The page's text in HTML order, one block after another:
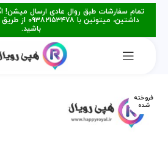
تمام سفارشات طبق روال عادی ارسال
داشتین،
باشید.
فروخته
شده